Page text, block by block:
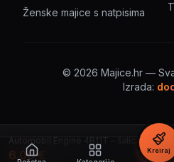
Automobil Engine 4B11T – šalica s
6.00€
Ženske majice s natpisima
© 2026 Majice.hr —
Izrada:
Kreiraj